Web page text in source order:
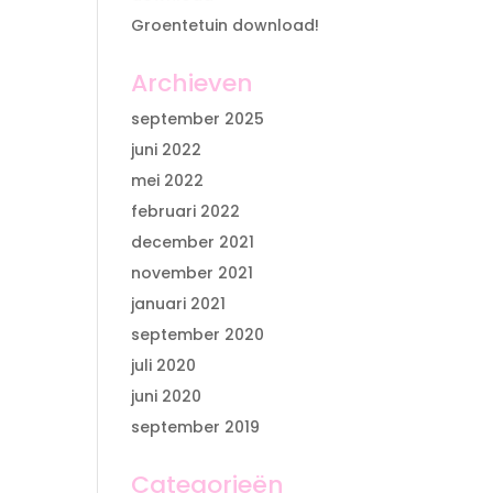
Groentetuin download!
Archieven
september 2025
juni 2022
mei 2022
februari 2022
december 2021
november 2021
januari 2021
september 2020
juli 2020
juni 2020
september 2019
Categorieën